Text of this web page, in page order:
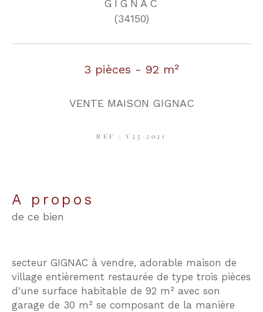
GIGNAC
(34150)
3 pièces - 92 m²
VENTE MAISON GIGNAC
REF : V25-2021
a propos
de ce bien
secteur GIGNAC à vendre, adorable maison de
village entièrement restaurée de type trois pièces
d'une surface habitable de 92 m² avec son
garage de 30 m² se composant de la manière
RECHERCHER